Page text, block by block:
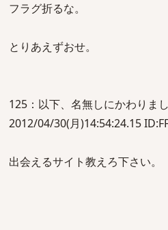
フラグ折るな。
とりあえずおせ。
125：以下、名無しにかわりま
2012/04/30(月)14:54:24.15
出会えるサイト教えろ下さい。